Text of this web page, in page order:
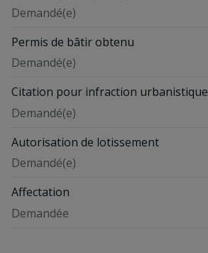
Demandé(e)
Permis de bâtir obtenu
Demandé(e)
Citation pour infraction urbanistique
Demandé(e)
Autorisation de lotissement
Demandé(e)
Affectation
Demandée